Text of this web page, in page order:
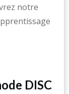
notre
DISC